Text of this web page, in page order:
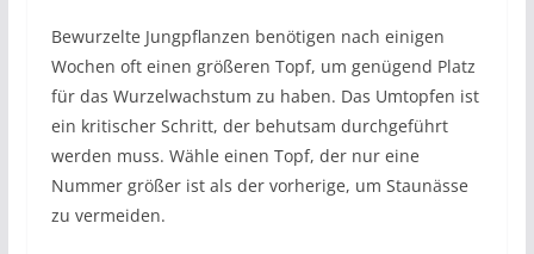
Bewurzelte Jungpflanzen benötigen nach einigen
Wochen oft einen größeren Topf, um genügend Platz
für das Wurzelwachstum zu haben. Das Umtopfen ist
ein kritischer Schritt, der behutsam durchgeführt
werden muss. Wähle einen Topf, der nur eine
Nummer größer ist als der vorherige, um Staunässe
zu vermeiden.